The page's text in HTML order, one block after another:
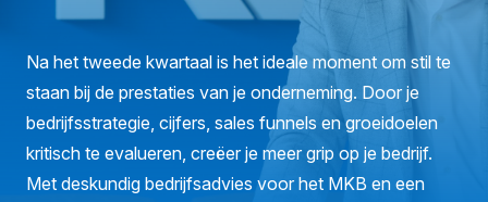
Na het tweede kwartaal is het ideale moment om stil te
staan bij de prestaties van je onderneming. Door je
bedrijfsstrategie, cijfers, sales funnels en groeidoelen
kritisch te evalueren, creëer je meer grip op je bedrijf.
Met deskundig bedrijfsadvies voor het MKB en een